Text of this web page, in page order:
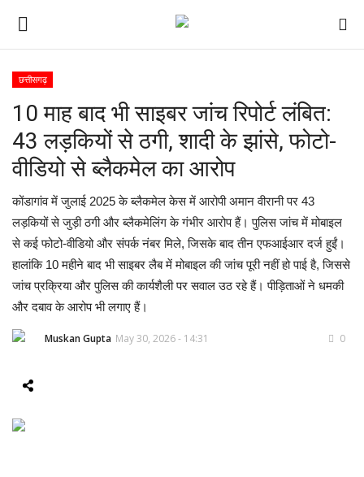
ई-पेपर
होम
Contact Us
Subscribe
About Us
छत्तीसगढ़
10 माह बाद भी साइबर जांच रिपोर्ट लंबित:
43 लड़कियों से ठगी, शादी के झांसे, फोटो-
वीडियो से ब्लैकमेल का आरोप
कोंडागांव में जुलाई 2025 के ब्लैकमेल केस में आरोपी अमान वीरानी पर 43
लड़कियों से जुड़ी ठगी और ब्लैकमेलिंग के गंभीर आरोप हैं। पुलिस जांच में मोबाइल
से कई फोटो-वीडियो और संपर्क नंबर मिले, जिसके बाद तीन एफआईआर दर्ज हुईं।
हालांकि 10 महीने बाद भी साइबर लैब में मोबाइल की जांच पूरी नहीं हो पाई है, जिससे
जांच प्रक्रिया और पुलिस की कार्यशैली पर सवाल उठ रहे हैं। पीड़िताओं ने धमकी
और दबाव के आरोप भी लगाए हैं।
Muskan Gupta May 30, 2026 - 14:31 0